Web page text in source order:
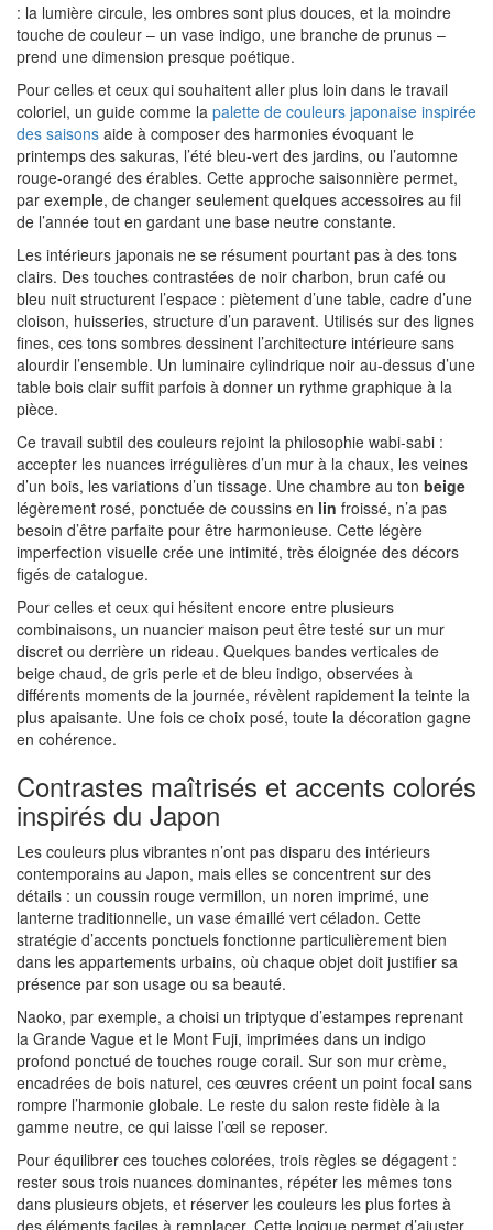
: la lumière circule, les ombres sont plus douces, et la moindre
touche de couleur – un vase indigo, une branche de prunus –
prend une dimension presque poétique.
Pour celles et ceux qui souhaitent aller plus loin dans le travail
coloriel, un guide comme la palette de couleurs japonaise inspirée
des saisons aide à composer des harmonies évoquant le
printemps des sakuras, l’été bleu-vert des jardins, ou l’automne
rouge-orangé des érables. Cette approche saisonnière permet,
par exemple, de changer seulement quelques accessoires au fil
de l’année tout en gardant une base neutre constante.
Les intérieurs japonais ne se résument pourtant pas à des tons
clairs. Des touches contrastées de noir charbon, brun café ou
bleu nuit structurent l’espace : piètement d’une table, cadre d’une
cloison, huisseries, structure d’un paravent. Utilisés sur des lignes
fines, ces tons sombres dessinent l’architecture intérieure sans
alourdir l’ensemble. Un luminaire cylindrique noir au-dessus d’une
table bois clair suffit parfois à donner un rythme graphique à la
pièce.
Ce travail subtil des couleurs rejoint la philosophie wabi-sabi :
accepter les nuances irrégulières d’un mur à la chaux, les veines
d’un bois, les variations d’un tissage. Une chambre au ton beige
légèrement rosé, ponctuée de coussins en lin froissé, n’a pas
besoin d’être parfaite pour être harmonieuse. Cette légère
imperfection visuelle crée une intimité, très éloignée des décors
figés de catalogue.
Pour celles et ceux qui hésitent encore entre plusieurs
combinaisons, un nuancier maison peut être testé sur un mur
discret ou derrière un rideau. Quelques bandes verticales de
beige chaud, de gris perle et de bleu indigo, observées à
différents moments de la journée, révèlent rapidement la teinte la
plus apaisante. Une fois ce choix posé, toute la décoration gagne
en cohérence.
Contrastes maîtrisés et accents colorés
inspirés du Japon
Les couleurs plus vibrantes n’ont pas disparu des intérieurs
contemporains au Japon, mais elles se concentrent sur des
détails : un coussin rouge vermillon, un noren imprimé, une
lanterne traditionnelle, un vase émaillé vert céladon. Cette
stratégie d’accents ponctuels fonctionne particulièrement bien
dans les appartements urbains, où chaque objet doit justifier sa
présence par son usage ou sa beauté.
Naoko, par exemple, a choisi un triptyque d’estampes reprenant
la Grande Vague et le Mont Fuji, imprimées dans un indigo
profond ponctué de touches rouge corail. Sur son mur crème,
encadrées de bois naturel, ces œuvres créent un point focal sans
rompre l’harmonie globale. Le reste du salon reste fidèle à la
gamme neutre, ce qui laisse l’œil se reposer.
Pour équilibrer ces touches colorées, trois règles se dégagent :
rester sous trois nuances dominantes, répéter les mêmes tons
dans plusieurs objets, et réserver les couleurs les plus fortes à